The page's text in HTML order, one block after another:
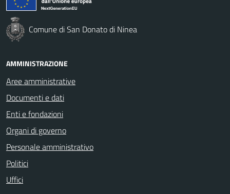
Comune di San Donato di Ninea
AMMINISTRAZIONE
Aree amministrative
Documenti e dati
Enti e fondazioni
Organi di governo
Personale amministrativo
Politici
Uffici